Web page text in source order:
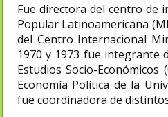
Fue directora del centro de
Popular Latinoamericana
del Centro Internacional
1970 y 1973 fue integrante
Estudios Socio-Económicos
Economía Política de la
fue coordinadora de